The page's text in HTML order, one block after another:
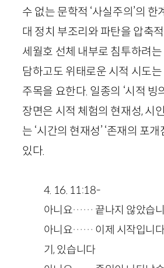
수 없는 문학적 ‘사실주의’의 한
대 정치 부조리와 파탄을 압축
세월호 선체 내부로 침투하려
담하고도 위태로운 시적 시도
주목을 요한다. 일종의 ‘시적 빙
장면은 시적 체험의 현재성, 시
는 ‘시간의 현재성’ ‘존재의 포개
있다.
4. 16. 11:18-
아니요…… 끝나지 않았습
아니요…… 이제 시작입니다
기, 있습니다